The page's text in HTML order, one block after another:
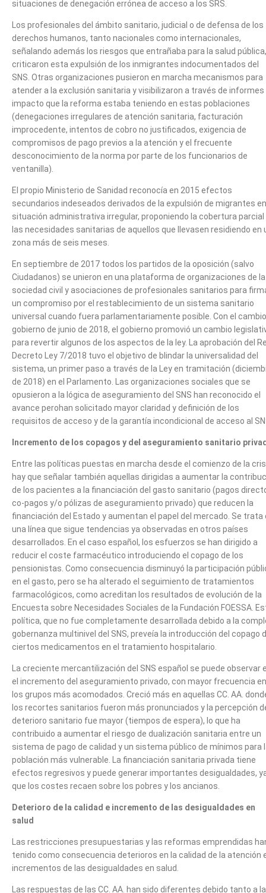
situaciones de denegación errónea de acceso a los SRS.
Los profesionales del ámbito sanitario, judicial o de defensa de los
derechos humanos, tanto nacionales como internacionales,
señalando además los riesgos que entrañaba para la salud pública,
criticaron esta expulsión de los inmigrantes indocumentados del
SNS. Otras organizaciones pusieron en marcha mecanismos para
atender a la exclusión sanitaria y visibilizaron a través de informes
impacto que la reforma estaba teniendo en estas poblaciones
(denegaciones irregulares de atención sanitaria, facturación
improcedente, intentos de cobro no justificados, exigencia de
compromisos de pago previos a la atención y el frecuente
desconocimiento de la norma por parte de los funcionarios de
ventanilla).
El propio Ministerio de Sanidad reconocía en 2015 efectos
secundarios indeseados derivados de la expulsión de migrantes en
situación administrativa irregular, proponiendo la cobertura parcial
las necesidades sanitarias de aquellos que llevasen residiendo en
zona más de seis meses.
En septiembre de 2017 todos los partidos de la oposición (salvo
Ciudadanos) se unieron en una plataforma de organizaciones de la
sociedad civil y asociaciones de profesionales sanitarios para
un compromiso por el restablecimiento de un sistema sanitario
universal cuando fuera parlamentariamente posible. Con el
gobierno de junio de 2018, el gobierno promovió un cambio
para revertir algunos de los aspectos de la ley. La aprobación del
Decreto Ley 7/2018 tuvo el objetivo de blindar la universalidad del
sistema, un primer paso a través de la Ley en tramitación
de 2018) en el Parlamento. Las organizaciones sociales que se
opusieron a la lógica de aseguramiento del SNS han reconocido el
avance perohan solicitado mayor claridad y definición de los
requisitos de acceso y de la garantía incondicional de acceso al
Incremento de los copagos y del aseguramiento sanitario
Entre las políticas puestas en marcha desde el comienzo de la
hay que señalar también aquellas dirigidas a aumentar la
de los pacientes a la financiación del gasto sanitario (pagos
co-pagos y/o pólizas de aseguramiento privado) que reducen la
financiación del Estado y aumentan el papel del mercado. Se trata
una línea que sigue tendencias ya observadas en otros países
desarrollados. En el caso español, los esfuerzos se han dirigido a
reducir el coste farmacéutico introduciendo el copago de los
pensionistas. Como consecuencia disminuyó la participación
en el gasto, pero se ha alterado el seguimiento de tratamientos
farmacológicos, como acreditan los resultados de evolución de la
Encuesta sobre Necesidades Sociales de la Fundación FOESSA.
política, que no fue completamente desarrollada debido a la
gobernanza multinivel del SNS, preveía la introducción del copago
ciertos medicamentos en el tratamiento hospitalario.
La creciente mercantilización del SNS español se puede observar
el incremento del aseguramiento privado, con mayor frecuencia
los grupos más acomodados. Creció más en aquellas CC. AA.
los recortes sanitarios fueron más pronunciados y la percepción
deterioro sanitario fue mayor (tiempos de espera), lo que ha
contribuido a aumentar el riesgo de dualización sanitaria entre un
sistema de pago de calidad y un sistema público de mínimos para
población más vulnerable. La financiación sanitaria privada tiene
efectos regresivos y puede generar importantes desigualdades,
que los costes recaen sobre los pobres y los ancianos.
Deterioro de la calidad e incremento de las desigualdades en
salud
Las restricciones presupuestarias y las reformas emprendidas
tenido como consecuencia deterioros en la calidad de la atención
incrementos de las desigualdades en salud.
Las respuestas de las CC. AA. han sido diferentes debido tanto a la